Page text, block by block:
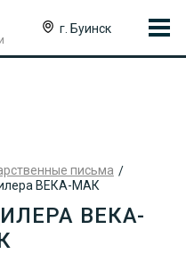
г. Буинск
письма
ВЕКА-МАК
ВЕКА-